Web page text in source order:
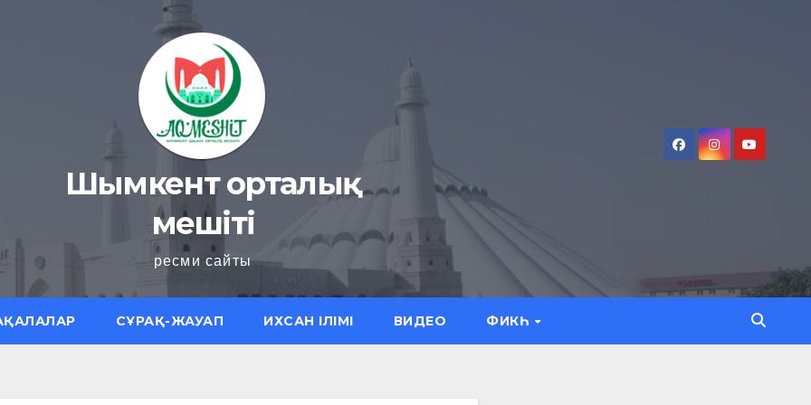
Шымкент орталық
мешіті
ресми сайты
СҰРАҚ-ЖАУАП ИХСАН ІЛІМІ ВИДЕО ФИКҺ